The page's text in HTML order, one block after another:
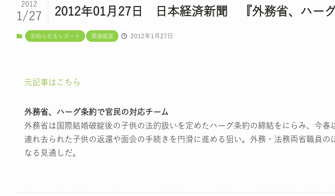
2012年01月27日 日本経済新聞 『外務省、ハーグ
2012
1/27
お知らせ＆レポート 関連報道 2012年1月27日
元記事はこちら
外務省、ハーグ条約で官民の対応チーム
外務省は国際結婚破綻後の子供の法的扱いを定めたハーグ条約の締結をにらみ、今
連れ去られた子供の返還や面会の手続きを円滑に進める狙い。外務・法務両省職員
なる見通しだ。